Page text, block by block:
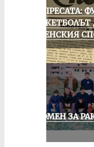
ОТ ПРЕСАТА:
РУСЕНСКИЯ
СПОМЕН ЗА